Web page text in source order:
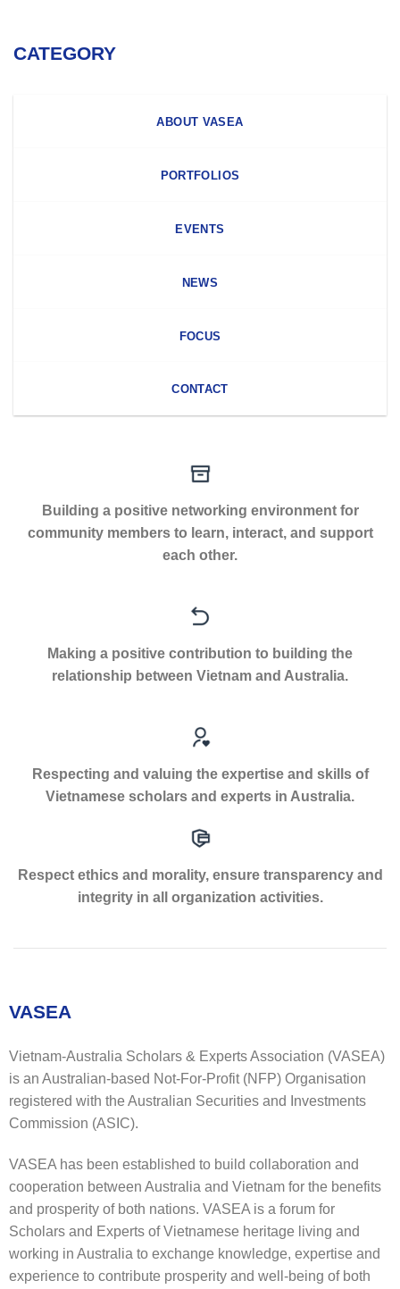
CATEGORY
ABOUT VASEA
PORTFOLIOS
EVENTS
NEWS
FOCUS
CONTACT
Building a positive networking environment for
community members to learn, interact, and support
each other.
Making a positive contribution to building the
relationship between Vietnam and Australia.
Respecting and valuing the expertise and skills of
Vietnamese scholars and experts in Australia.
Respect ethics and morality, ensure transparency and
integrity in all organization activities.
VASEA
Vietnam-Australia Scholars & Experts Association (VASEA)
is an Australian-based Not-For-Profit (NFP) Organisation
registered with the Australian Securities and Investments
Commission (ASIC).
VASEA has been established to build collaboration and
cooperation between Australia and Vietnam for the benefits
and prosperity of both nations. VASEA is a forum for
Scholars and Experts of Vietnamese heritage living and
working in Australia to exchange knowledge, expertise and
experience to contribute prosperity and well-being of both